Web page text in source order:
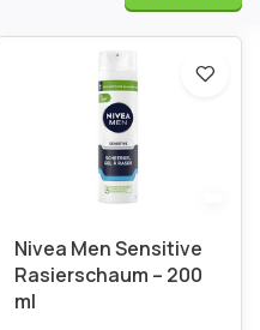
Nivea Men Sensitive
Rasierschaum – 200
ml